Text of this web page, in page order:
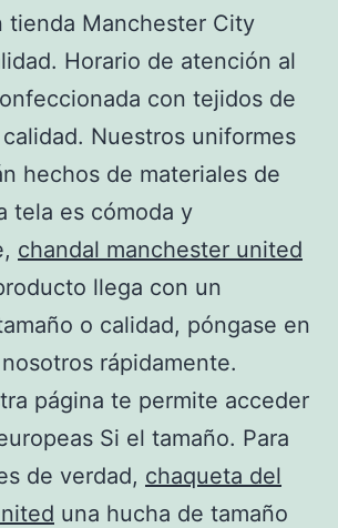
tienda Manchester City
Horario de atención al
con tejidos de
Nuestros uniformes
hechos de materiales de
tela es cómoda y
chandal manchester united
llega con un
o calidad, póngase en
rápidamente.
página te permite acceder
Si el tamaño. Para
de verdad, chaqueta del
una hucha de tamaño